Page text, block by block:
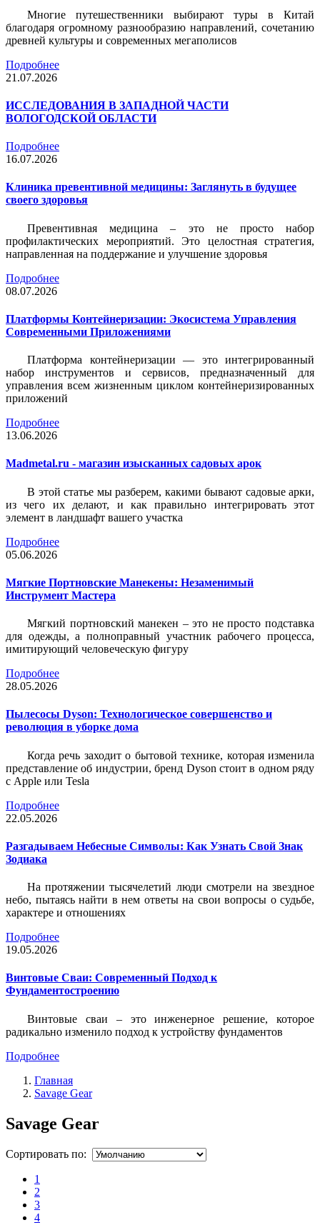
Многие путешественники выбирают туры в Китай
благодаря огромному разнообразию направлений, сочетанию
древней культуры и современных мегаполисов
Подробнее
21.07.2026
ИССЛЕДОВАНИЯ В ЗАПАДНОЙ ЧАСТИ
ВОЛОГОДСКОЙ ОБЛАСТИ
Подробнее
16.07.2026
Клиника превентивной медицины: Заглянуть в будущее
своего здоровья
Превентивная медицина – это не просто набор
профилактических мероприятий. Это целостная стратегия,
направленная на поддержание и улучшение здоровья
Подробнее
08.07.2026
Платформы Контейнеризации: Экосистема Управления
Современными Приложениями
Платформа контейнеризации — это интегрированный
набор инструментов и сервисов, предназначенный для
управления всем жизненным циклом контейнеризированных
приложений
Подробнее
13.06.2026
Madmetal.ru - магазин изысканных садовых арок
В этой статье мы разберем, какими бывают садовые арки,
из чего их делают, и как правильно интегрировать этот
элемент в ландшафт вашего участка
Подробнее
05.06.2026
Мягкие Портновские Манекены: Незаменимый
Инструмент Мастера
Мягкий портновский манекен – это не просто подставка
для одежды, а полноправный участник рабочего процесса,
имитирующий человеческую фигуру
Подробнее
28.05.2026
Пылесосы Dyson: Технологическое совершенство и
революция в уборке дома
Когда речь заходит о бытовой технике, которая изменила
представление об индустрии, бренд Dyson стоит в одном ряду
с Apple или Tesla
Подробнее
22.05.2026
Разгадываем Небесные Символы: Как Узнать Свой Знак
Зодиака
На протяжении тысячелетий люди смотрели на звездное
небо, пытаясь найти в нем ответы на свои вопросы о судьбе,
характере и отношениях
Подробнее
19.05.2026
Винтовые Сваи: Современный Подход к
Фундаментостроению
Винтовые сваи – это инженерное решение, которое
радикально изменило подход к устройству фундаментов
Подробнее
Главная
Savage Gear
Savage Gear
Сортировать по:
1
2
3
4